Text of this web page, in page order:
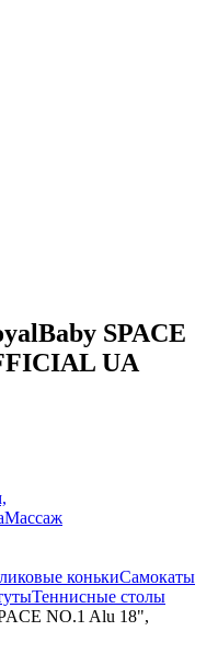
SPACE
UA
Массаж
конькиСамокаты
Теннисные столы
NO.1 Alu 18",